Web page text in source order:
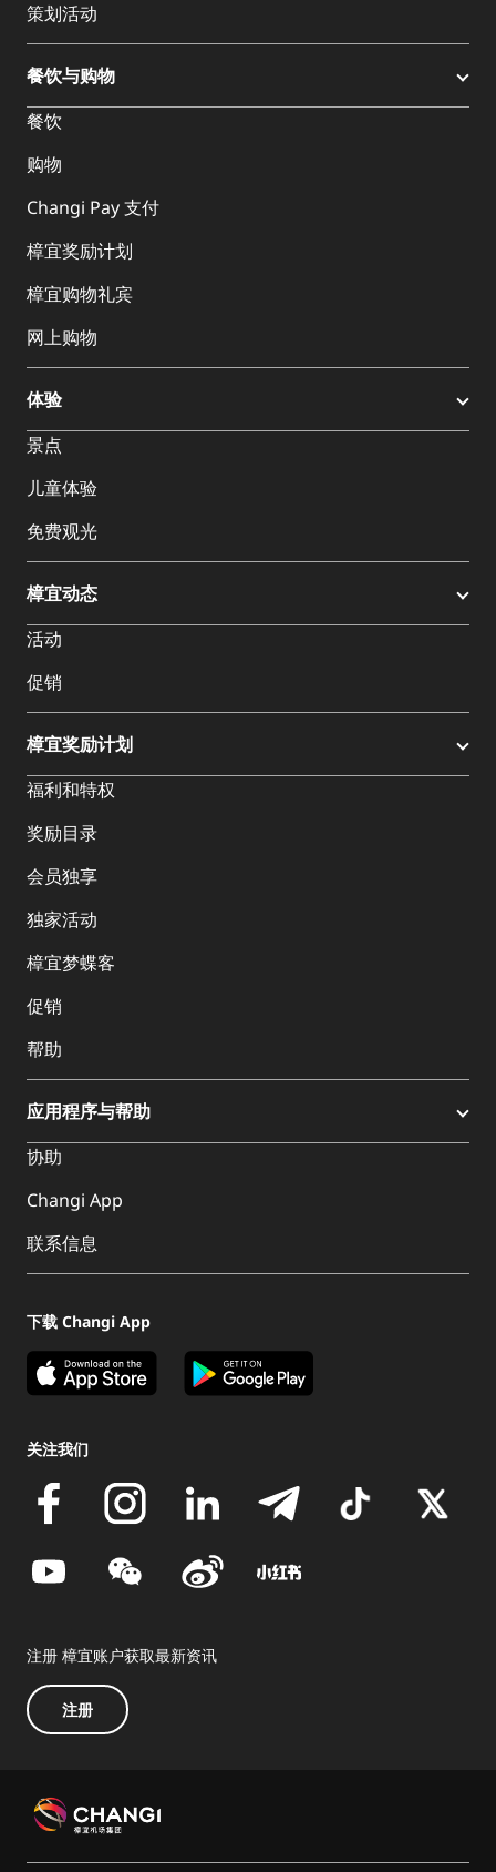
策划活动
餐饮与购物
餐饮
购物
Changi Pay 支付
樟宜奖励计划
樟宜购物礼宾
网上购物
体验
景点
儿童体验
免费观光
樟宜动态
活动
促销
樟宜奖励计划
福利和特权
奖励目录
会员独享
独家活动
樟宜梦蝶客
促销
帮助
应用程序与帮助
协助
Changi App
联系信息
下载 Changi App
关注我们
注册 樟宜账户获取最新资讯
注册